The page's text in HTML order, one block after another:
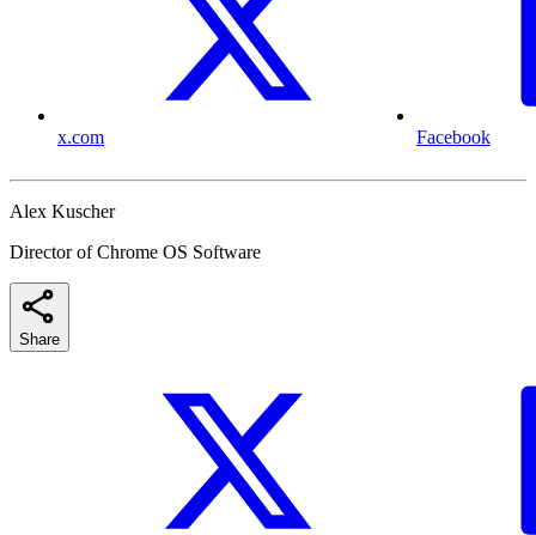
x.com Facebook
Alex Kuscher
Director of Chrome OS Software
Share